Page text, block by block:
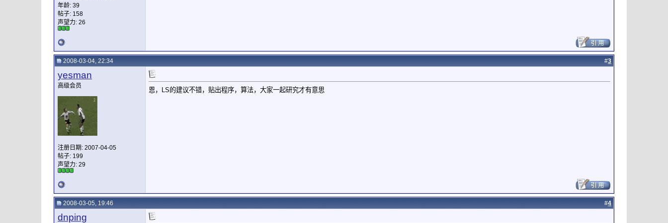
年龄: 39
帖子: 158
声望力: 26
2008-03-04, 22:34 #3
yesman
高级会员
注册日期: 2007-04-05
帖子: 199
声望力: 29
恩，LS的建议不错，贴出程序，算法，大家一起研究才有意思
2008-03-05, 19:46 #4
dnping